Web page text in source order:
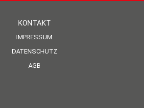
KONTAKT
IMPRESSUM
DATENSCHUTZ
AGB